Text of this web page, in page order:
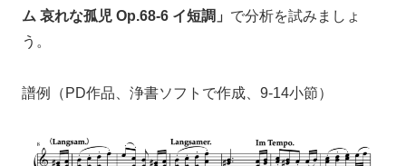
ム 哀れな孤児 Op.68-6 イ短調」 で分析を試みましょ
う。
譜例（PD作品、浄書ソフトで作成、9-14小節）